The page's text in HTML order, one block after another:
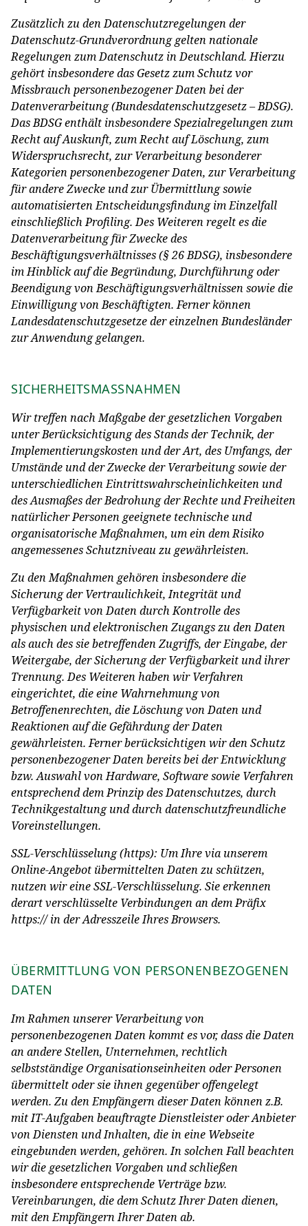
Zusätzlich zu den Datenschutzregelungen der
Datenschutz-Grundverordnung gelten nationale
Regelungen zum Datenschutz in Deutschland. Hierzu
gehört insbesondere das Gesetz zum Schutz vor
Missbrauch personenbezogener Daten bei der
Datenverarbeitung (Bundesdatenschutzgesetz – BDSG).
Das BDSG enthält insbesondere Spezialregelungen zum
Recht auf Auskunft, zum Recht auf Löschung, zum
Widerspruchsrecht, zur Verarbeitung besonderer
Kategorien personenbezogener Daten, zur Verarbeitung
für andere Zwecke und zur Übermittlung sowie
automatisierten Entscheidungsfindung im Einzelfall
einschließlich Profiling. Des Weiteren regelt es die
Datenverarbeitung für Zwecke des
Beschäftigungsverhältnisses (§ 26 BDSG), insbesondere
im Hinblick auf die Begründung, Durchführung oder
Beendigung von Beschäftigungsverhältnissen sowie die
Einwilligung von Beschäftigten. Ferner können
Landesdatenschutzgesetze der einzelnen Bundesländer
zur Anwendung gelangen.
SICHERHEITSMASSNAHMEN
Wir treffen nach Maßgabe der gesetzlichen Vorgaben
unter Berücksichtigung des Stands der Technik, der
Implementierungskosten und der Art, des Umfangs, der
Umstände und der Zwecke der Verarbeitung sowie der
unterschiedlichen Eintrittswahrscheinlichkeiten und
des Ausmaßes der Bedrohung der Rechte und Freiheiten
natürlicher Personen geeignete technische und
organisatorische Maßnahmen, um ein dem Risiko
angemessenes Schutzniveau zu gewährleisten.
Zu den Maßnahmen gehören insbesondere die
Sicherung der Vertraulichkeit, Integrität und
Verfügbarkeit von Daten durch Kontrolle des
physischen und elektronischen Zugangs zu den Daten
als auch des sie betreffenden Zugriffs, der Eingabe, der
Weitergabe, der Sicherung der Verfügbarkeit und ihrer
Trennung. Des Weiteren haben wir Verfahren
eingerichtet, die eine Wahrnehmung von
Betroffenenrechten, die Löschung von Daten und
Reaktionen auf die Gefährdung der Daten
gewährleisten. Ferner berücksichtigen wir den Schutz
personenbezogener Daten bereits bei der Entwicklung
bzw. Auswahl von Hardware, Software sowie Verfahren
entsprechend dem Prinzip des Datenschutzes, durch
Technikgestaltung und durch datenschutzfreundliche
Voreinstellungen.
SSL-Verschlüsselung (https): Um Ihre via unserem
Online-Angebot übermittelten Daten zu schützen,
nutzen wir eine SSL-Verschlüsselung. Sie erkennen
derart verschlüsselte Verbindungen an dem Präfix
https:// in der Adresszeile Ihres Browsers.
ÜBERMITTLUNG VON PERSONENBEZOGENEN
DATEN
Im Rahmen unserer Verarbeitung von
personenbezogenen Daten kommt es vor, dass die Daten
an andere Stellen, Unternehmen, rechtlich
selbstständige Organisationseinheiten oder Personen
übermittelt oder sie ihnen gegenüber offengelegt
werden. Zu den Empfängern dieser Daten können z.B.
mit IT-Aufgaben beauftragte Dienstleister oder Anbieter
von Diensten und Inhalten, die in eine Webseite
eingebunden werden, gehören. In solchen Fall beachten
wir die gesetzlichen Vorgaben und schließen
insbesondere entsprechende Verträge bzw.
Vereinbarungen, die dem Schutz Ihrer Daten dienen,
mit den Empfängern Ihrer Daten ab.